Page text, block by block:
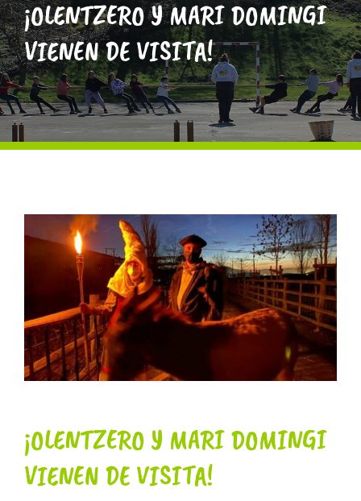
ATERPEAK
BIZI-BASO
ERLE-KIDE
¡OLENTZERO Y MARI DOMINGI
VIENEN DE VISITA!
¡OLENTZERO Y MARI DOMINGI
VIENEN DE VISITA!